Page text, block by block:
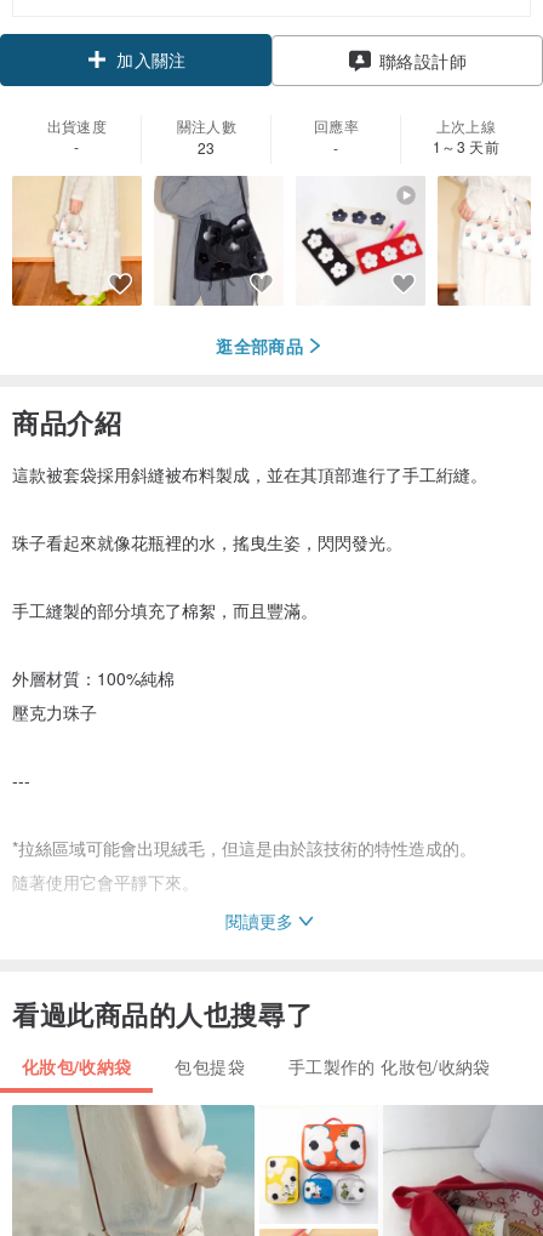
加入關注 聯絡設計師
出貨速度
-
關注人數
23
回應率
-
上次上線
1～3 天前
逛全部商品
商品介紹
這款被套袋採用斜縫被布料製成，並在其頂部進行了手工絎縫。
珠子看起來就像花瓶裡的水，搖曳生姿，閃閃發光。
手工縫製的部分填充了棉絮，而且豐滿。
外層材質：100%純棉
壓克力珠子
---
*拉絲區域可能會出現絨毛，但這是由於該技術的特性造成的。
隨著使用它會平靜下來。
*請注意，由於產品是手工製作，因此可能會有輕微的變形。
建議禮品包裝尺寸：M
---
寬20公分 高20厘米
閱讀更多
看過此商品的人也搜尋了
化妝包/收納袋 包包提袋 手工製作的 化妝包/收納袋